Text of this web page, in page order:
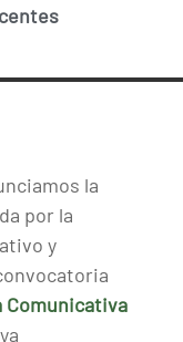
la
por la
y
Comunicativa